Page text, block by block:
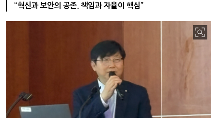
“혁신과 보안의 공존, 책임과 자율이 핵심”